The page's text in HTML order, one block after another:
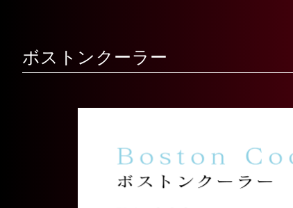
ボストンクーラー